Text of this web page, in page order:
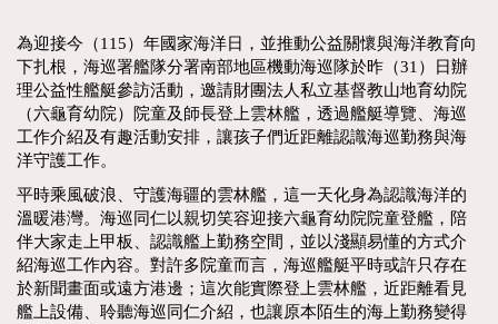
為迎接今（115）年國家海洋日，並推動公益關懷與海洋教育向
下扎根，海巡署艦隊分署南部地區機動海巡隊於昨（31）日辦
理公益性艦艇參訪活動，邀請財團法人私立基督教山地育幼院
（六龜育幼院）院童及師長登上雲林艦，透過艦艇導覽、海巡
工作介紹及有趣活動安排，讓孩子們近距離認識海巡勤務與海
洋守護工作。
平時乘風破浪、守護海疆的雲林艦，這一天化身為認識海洋的
溫暖港灣。海巡同仁以親切笑容迎接六龜育幼院院童登艦，陪
伴大家走上甲板、認識艦上勤務空間，並以淺顯易懂的方式介
紹海巡工作內容。對許多院童而言，海巡艦艇平時或許只存在
於新聞畫面或遠方港邊；這次能實際登上雲林艦，近距離看見
艦上設備、聆聽海巡同仁介紹，也讓原本陌生的海上勤務變得